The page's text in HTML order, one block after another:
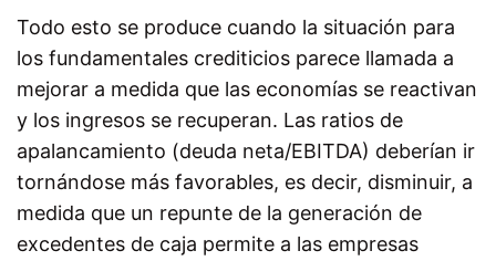
Todo esto se produce cuando la situación para
los fundamentales crediticios parece llamada a
mejorar a medida que las economías se reactivan
y los ingresos se recuperan. Las ratios de
apalancamiento (deuda neta/EBITDA) deberían ir
tornándose más favorables, es decir, disminuir, a
medida que un repunte de la generación de
excedentes de caja permite a las empresas